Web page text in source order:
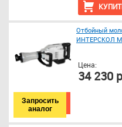
Отбойный
ИНТЕРСКОЛ
Цена:
34 230
Запросить
аналог